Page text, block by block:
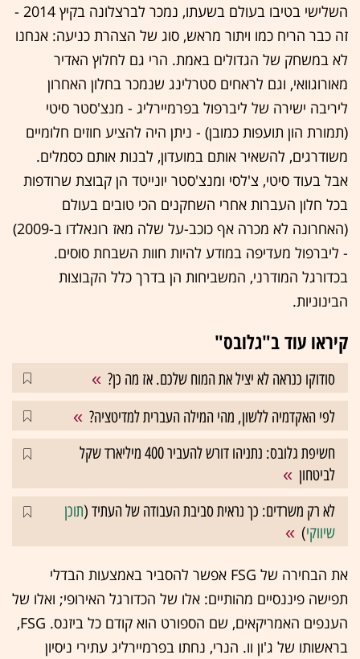
השלישי בטיבו בעולם בשעתו, נמכר לברצלונה בקיץ 2014 -
זה כבר הריח כמו ויתור מראש, סוג של הצהרת כניעה: אנחנו
לא במשחק של הגדולים באמת. הרי גם לחלוץ האדיר
מאורוגוואי, וגם לראחים סטרלינג שנמכר בחלון האחרון
ליריבה ישירה של ליברפול בפרמיירליג - מנצ'סטר סיטי
(תמורת הון תועפות כמובן) - ניתן היה להציע חוזים חלומיים
משודרגים, להשאיר אותם במועדון, לבנות אותם כסמלים.
אבל בעוד סיטי, צ'לסי ומנצ'סטר יונייטד הן קבוצת שרודפות
בכל חלון העברות אחרי השחקנים הכי טובים בעולם
(האחרונה לא מכרה אף כוכב-על שלה מאז רונאלדו ב-2009)
- ליברפול מעדיפה במודע להיות חוות השבחת סוסים.
בכדורגל המודרני, המשביחות הן בדרך כלל הקבוצות
הבינוניות.
קיראו עוד ב"גלובס"
סודוקו כנראה לא יציל את המוח שלכם. אז מה כן?
לפי האקדמיה ללשון, מהי המילה העברית למדיטציה?
חשיפת גלובס: נתניהו דורש להעביר 400 מיליארד שקל
לביטחון
לא רק משרדים: כך נראית סביבת העבודה של העתיד (תוכן
שיווקי)
את הבחירה של FSG אפשר להסביר באמצעות הבדלי
תפישה פיננסיים מהותיים: אלו של הכדורגל האירופי; ואלו של
הענפים האמריקאים, שם הספורט הוא קודם כל ביזנס. FSG,
בראשותו של ג'ון וו. הנרי, נחתו בפרמיירליג עתירי ניסיון